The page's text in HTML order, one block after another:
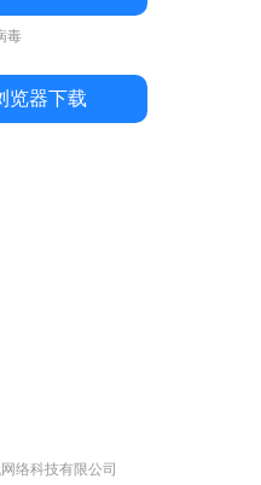
毒
览器下载
络科技有限公司